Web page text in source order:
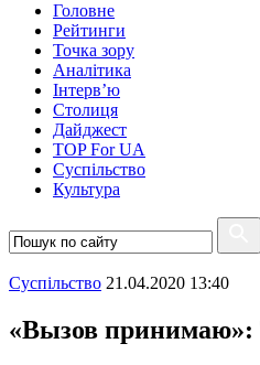
Головне
Рейтинги
Точка зору
Аналітика
Інтерв’ю
Столиця
Дайджест
TOP For UA
Суспiльство
Культура
Суспiльство 21.04.2020 13:40
«Вызов принимаю»: